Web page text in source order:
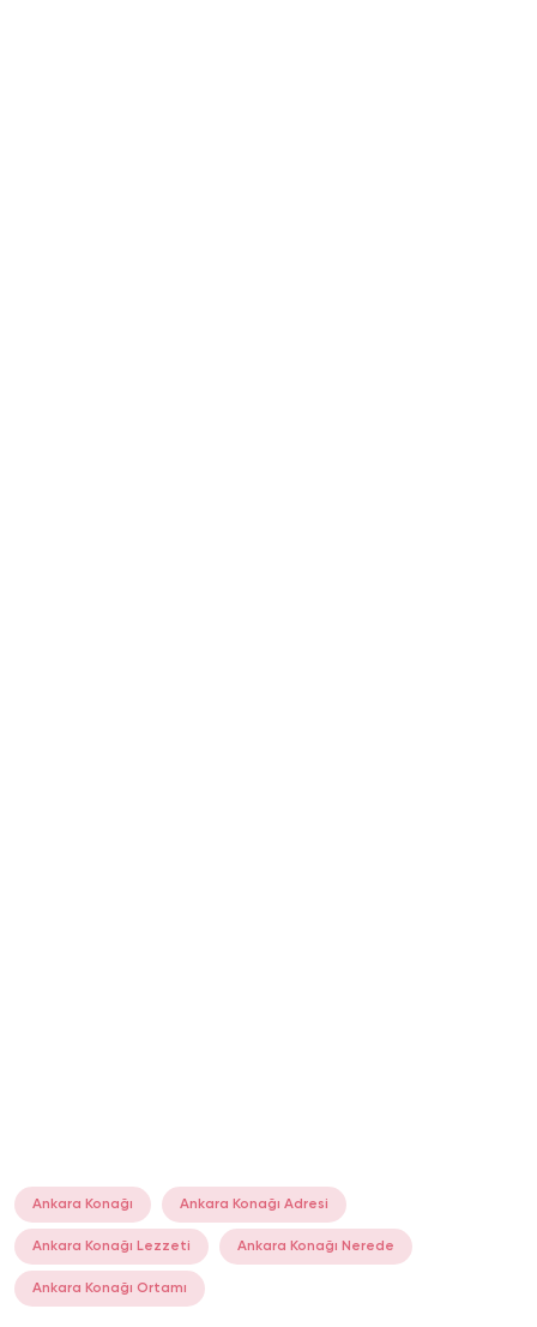
Ankara Konağı Ankara Konağı Adresi
Ankara Konağı Lezzeti Ankara Konağı Nerede
Ankara Konağı Ortamı